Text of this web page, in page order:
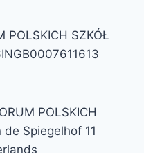
POLSKICH SZKÓŁ
POLSKICH
de Spiegelhof 11